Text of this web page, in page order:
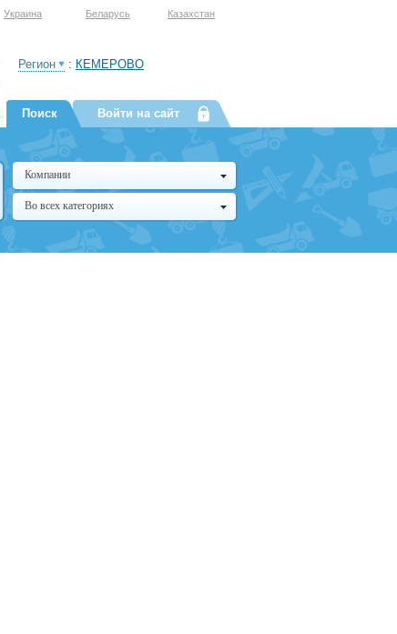
Украина Беларусь Казахстан
Регион : КЕМЕРОВО
Поиск Войти на сайт
Компании
Во всех категориях